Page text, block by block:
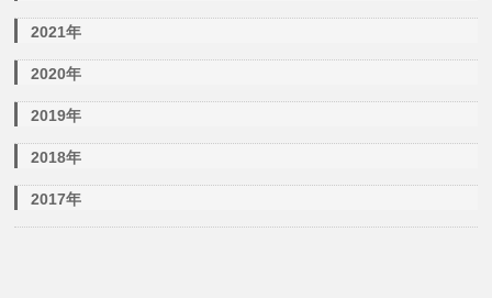
2021年
2020年
2019年
2018年
2017年